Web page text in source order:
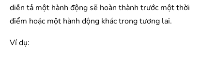
diễn tả một hành động sẽ hoàn thành trước một thời
điểm hoặc một hành động khác trong tương lai.
Ví dụ: